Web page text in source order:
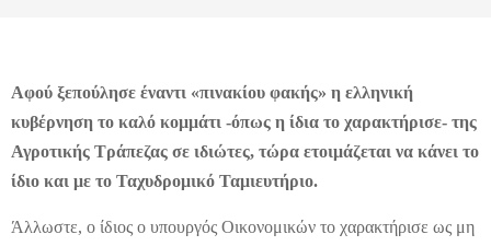
Αφού ξεπούλησε έναντι «πινακίου φακής» η ελληνική
κυβέρνηση το καλό κομμάτι -όπως η ίδια το χαρακτήρισε- της
Αγροτικής Τράπεζας σε ιδιώτες, τώρα ετοιμάζεται να κάνει το
ίδιο και με το Ταχυδρομικό Ταμιευτήριο.
Άλλωστε, ο ίδιος ο υπουργός Οικονομικών το χαρακτήρισε ως μη